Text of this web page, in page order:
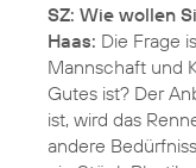
SZ: Wie wollen
Haas: Die Frage
Mannschaft und
Gutes ist? Der
ist, wird das
andere